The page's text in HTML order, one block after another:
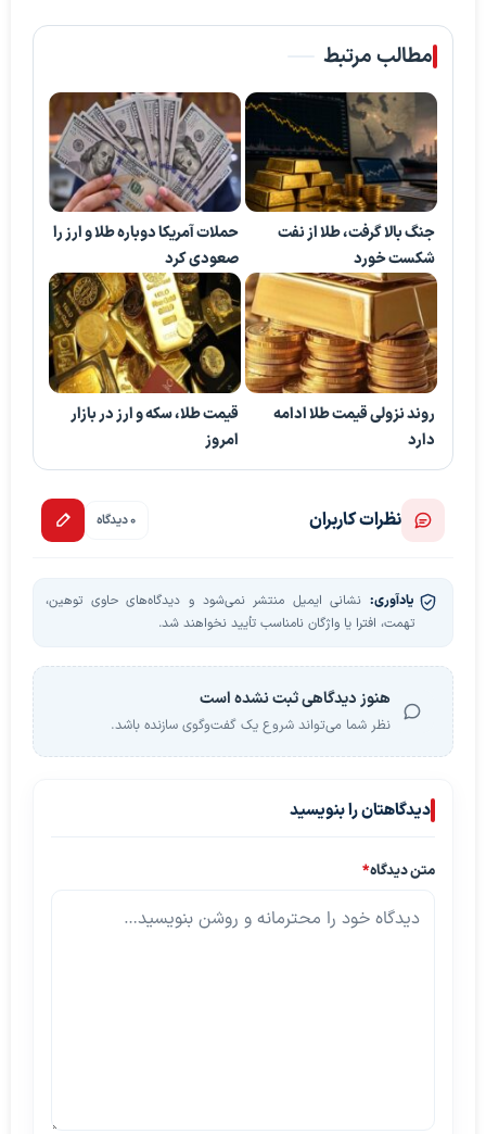
مطالب مرتبط
جنگ بالا گرفت، طلا از نفت
شکست خورد
حملات آمریکا دوباره طلا و ارز را
صعودی کرد
روند نزولی قیمت طلا ادامه
دارد
قیمت طلا، سکه و ارز در بازار
امروز
نظرات کاربران 0 دیدگاه
یادآوری: نشانی ایمیل منتشر نمی‌شود و دیدگاه‌های حاوی توهین،
تهمت، افترا یا واژگان نامناسب تأیید نخواهند شد.
هنوز دیدگاهی ثبت نشده است
نظر شما می‌تواند شروع یک گفت‌وگوی سازنده باشد.
دیدگاهتان را بنویسید
متن دیدگاه*